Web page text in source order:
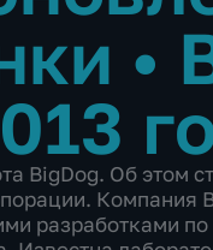
•
BigDog. Об этом
Компания
разработками